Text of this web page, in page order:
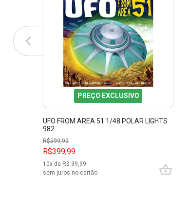
PREÇO EXCLUSIVO
UFO FROM AREA 51 1/48 POLAR LIGHTS
982
R$599,99
R$399,99
10x de R$ 39,99
sem juros no cartão